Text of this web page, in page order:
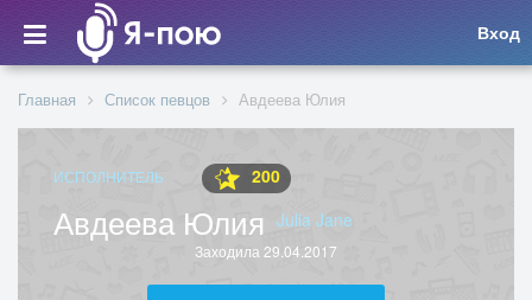
Вход
Главная Список певцов Авдеева Юлия
ИСПОЛНИТЕЛЬ 200
Авдеева Юлия Julia Jane
Заходила 29.04.2017